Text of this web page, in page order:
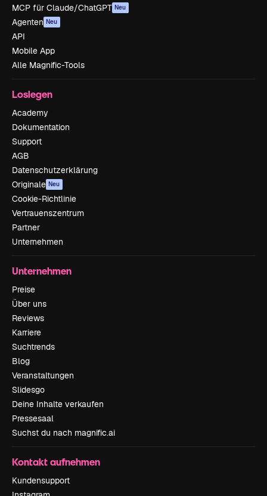
MCP für Claude/ChatGPT Neu
Agenten Neu
API
Mobile App
Alle Magnific-Tools
Loslegen
Academy
Dokumentation
Support
AGB
Datenschutzerklärung
Originale Neu
Cookie-Richtlinie
Vertrauenszentrum
Partner
Unternehmen
Unternehmen
Preise
Über uns
Reviews
Karriere
Suchtrends
Blog
Veranstaltungen
Slidesgo
Deine Inhalte verkaufen
Pressesaal
Suchst du nach magnific.ai
Kontakt aufnehmen
Kundensupport